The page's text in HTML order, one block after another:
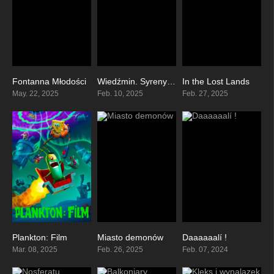
0
Fontanna Młodości
May. 22, 2025
6.1
Wiedźmin. Syreny z głębin
Feb. 10, 2025
4.9
In the Lost Lands
Feb. 27, 2025
Plankton: Film
Mar. 08, 2025
5.4
Miasto demonów
Feb. 26, 2025
Daaaaaalí !
Feb. 07, 2024